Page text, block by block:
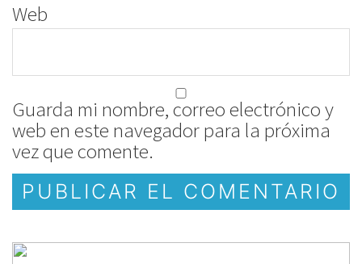
Web
Guarda mi nombre, correo electrónico y
web en este navegador para la próxima
vez que comente.